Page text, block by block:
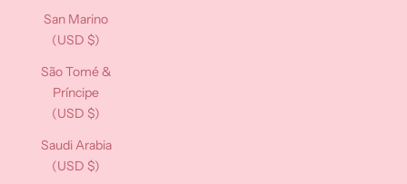
San Marino
(USD $)
São Tomé &
Príncipe
(USD $)
Saudi Arabia
(USD $)